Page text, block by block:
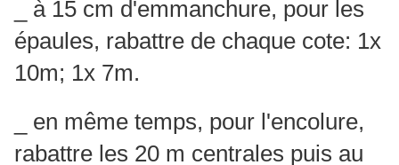
_ à 15 cm d'emmanchure, pour les
épaules, rabattre de chaque cote: 1x
10m; 1x 7m.
_ en même temps, pour l'encolure,
rabattre les 20 m centrales puis au